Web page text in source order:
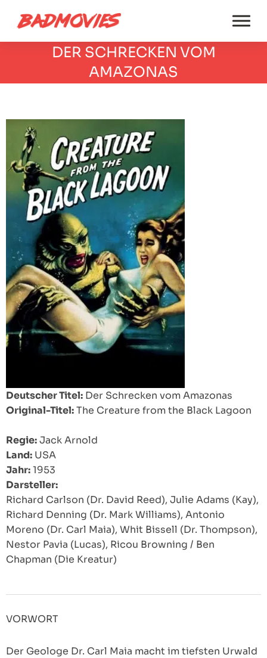
DER SCHRECKEN VOM
AMAZONAS
Deutscher Titel: Der Schrecken vom Amazonas
Original-Titel:The Creature from the Black Lagoon
Regie:Jack Arnold
Land: USA
Jahr:1953
Darsteller:
Richard Carlson (Dr. David Reed), Julie Adams (Kay),
Richard Denning (Dr. Mark Williams), Antonio
Moreno (Dr. Carl Maia), Whit Bissell (Dr. Thompson),
Nestor Pavia (Lucas), Ricou Browning / Ben
Chapman (Die Kreatur)
VORWORT
Der Geologe Dr. Carl Maia macht im tiefsten Urwald